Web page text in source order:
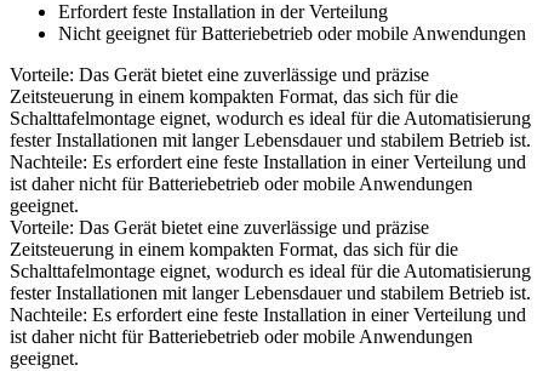
Erfordert feste Installation in der Verteilung
Nicht geeignet für Batteriebetrieb oder mobile Anwendungen
Vorteile: Das Gerät bietet eine zuverlässige und präzise
Zeitsteuerung in einem kompakten Format, das sich für die
Schalttafelmontage eignet, wodurch es ideal für die Automatisierung
fester Installationen mit langer Lebensdauer und stabilem Betrieb ist.
Nachteile: Es erfordert eine feste Installation in einer Verteilung und
ist daher nicht für Batteriebetrieb oder mobile Anwendungen
geeignet.
Vorteile: Das Gerät bietet eine zuverlässige und präzise
Zeitsteuerung in einem kompakten Format, das sich für die
Schalttafelmontage eignet, wodurch es ideal für die Automatisierung
fester Installationen mit langer Lebensdauer und stabilem Betrieb ist.
Nachteile: Es erfordert eine feste Installation in einer Verteilung und
ist daher nicht für Batteriebetrieb oder mobile Anwendungen
geeignet.